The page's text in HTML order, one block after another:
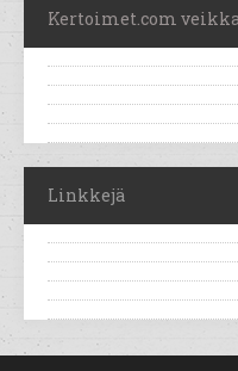
Kertoimet.com
Linkkejä